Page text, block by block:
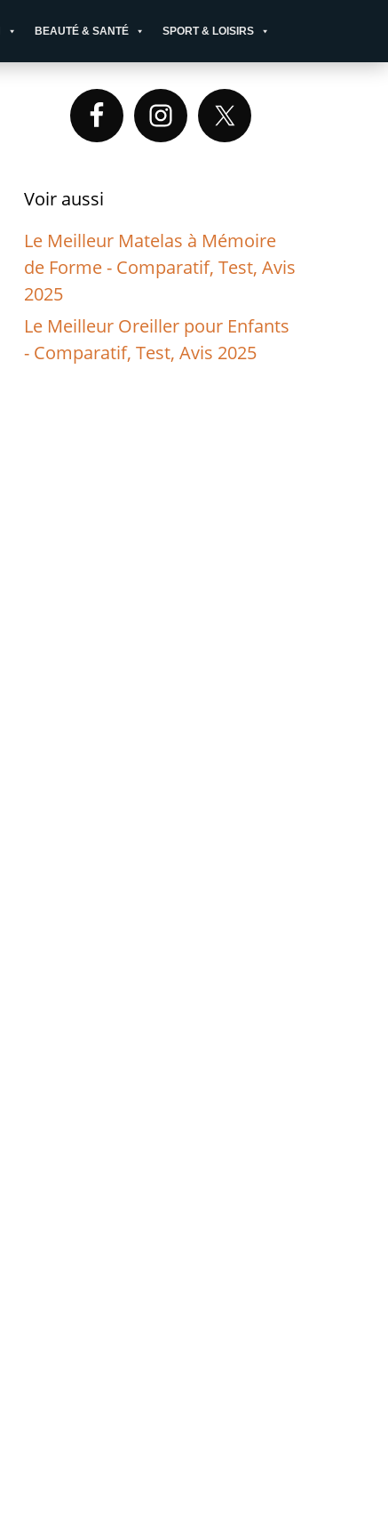
BEAUTÉ & SANTÉ SPORT & LOISIRS
Primary
Sidebar
Voir aussi
Le Meilleur Matelas à Mémoire
de Forme - Comparatif, Test, Avis
2025
Le Meilleur Oreiller pour Enfants
- Comparatif, Test, Avis 2025